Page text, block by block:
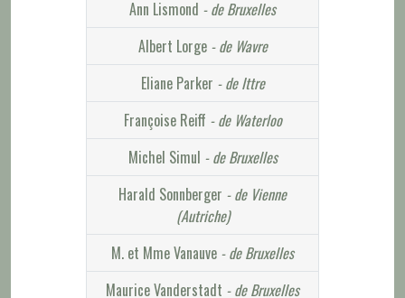
Ann Lismond - de Bruxelles
Albert Lorge - de Wavre
Eliane Parker - de Ittre
Françoise Reiff - de Waterloo
Michel Simul - de Bruxelles
Harald Sonnberger - de Vienne
(Autriche)
M. et Mme Vanauve - de Bruxelles
Maurice Vanderstadt - de Bruxelles